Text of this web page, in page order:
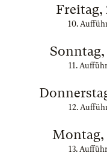
Freitag,
10.
Sonntag,
11.
12.
Montag,
13.